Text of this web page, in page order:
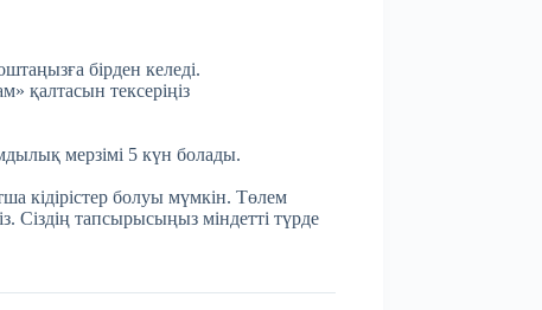
бірден келеді.
қалтасын тексеріңіз
мерзімі 5 күн болады.
кідірістер болуы мүмкін. Төлем
Сіздің тапсырысыңыз міндетті түрде